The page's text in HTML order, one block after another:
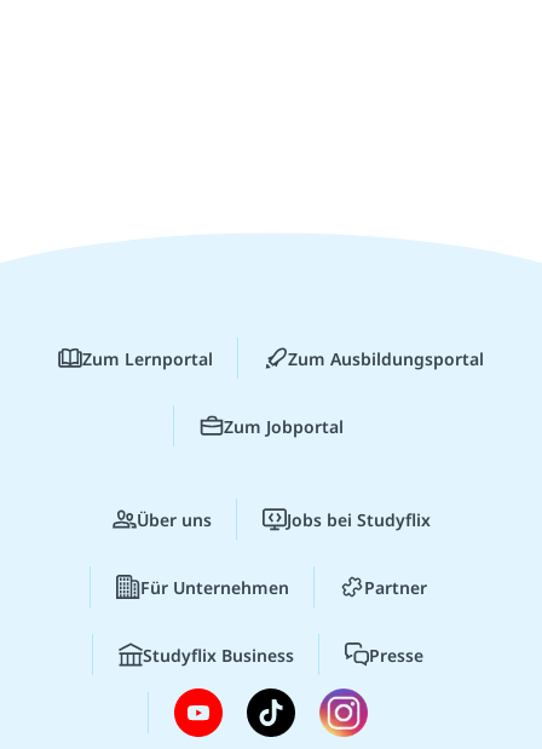
Zum Lernportal Zum Ausbildungsportal
Zum Jobportal
Über uns Jobs bei Studyflix
Für Unternehmen Partner
Studyflix Business Presse